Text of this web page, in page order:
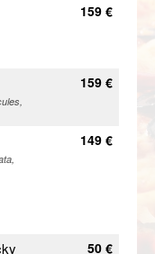
159 €
159 €
149 €
50 €